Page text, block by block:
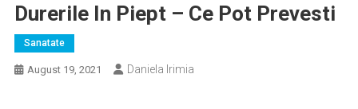
Durerile In Piept – Ce Pot Prevesti
Sanatate
August 19, 2021 Daniela Irimia